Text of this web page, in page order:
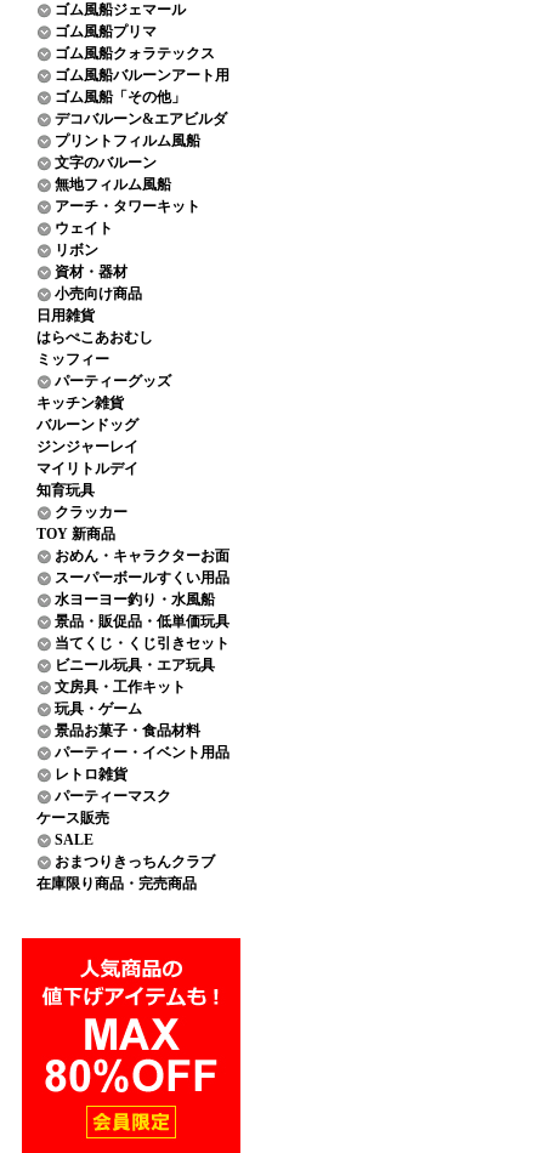
ゴム風船ジェマール
ゴム風船プリマ
ゴム風船クォラテックス
ゴム風船バルーンアート用
ゴム風船「その他」
デコバルーン&エアビルダ
プリントフィルム風船
文字のバルーン
無地フィルム風船
アーチ・タワーキット
ウェイト
リボン
資材・器材
小売向け商品
日用雑貨
はらぺこあおむし
ミッフィー
パーティーグッズ
キッチン雑貨
バルーンドッグ
ジンジャーレイ
マイリトルデイ
知育玩具
クラッカー
TOY 新商品
おめん・キャラクターお面
スーパーボールすくい用品
水ヨーヨー釣り・水風船
景品・販促品・低単価玩具
当てくじ・くじ引きセット
ビニール玩具・エア玩具
文房具・工作キット
玩具・ゲーム
景品お菓子・食品材料
パーティー・イベント用品
レトロ雑貨
パーティーマスク
ケース販売
SALE
おまつりきっちんクラブ
在庫限り商品・完売商品